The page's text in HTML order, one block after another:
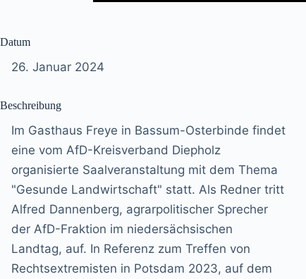
Datum
26. Januar 2024
Beschreibung
Im Gasthaus Freye in Bassum-Osterbinde findet
eine vom AfD-Kreisverband Diepholz
organisierte Saalveranstaltung mit dem Thema
"Gesunde Landwirtschaft" statt. Als Redner tritt
Alfred Dannenberg, agrarpolitischer Sprecher
der AfD-Fraktion im niedersächsischen
Landtag, auf. In Referenz zum Treffen von
Rechtsextremisten in Potsdam 2023, auf dem